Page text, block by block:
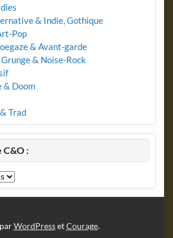
& Indie, Gothique
Pop
& Avant-garde
Grunge & Noise-Rock
& Doom
Trad
C&O :
WordPressetCourage.